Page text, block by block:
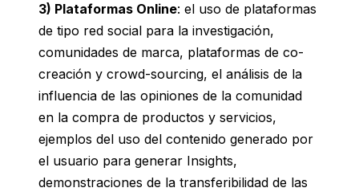
3) Plataformas Online: el uso de plataformas
de tipo red social para la investigación,
comunidades de marca, plataformas de co-
creación y crowd-sourcing, el análisis de la
influencia de las opiniones de la comunidad
en la compra de productos y servicios,
ejemplos del uso del contenido generado por
el usuario para generar Insights,
demonstraciones de la transferibilidad de las